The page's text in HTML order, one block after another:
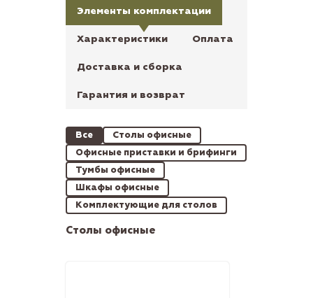
Элементы комплектации
Характеристики Оплата
Доставка и сборка
Гарантия и возврат
Все
Столы офисные
Офисные приставки и брифинги
Тумбы офисные
Шкафы офисные
Комплектующие для столов
Столы офисные